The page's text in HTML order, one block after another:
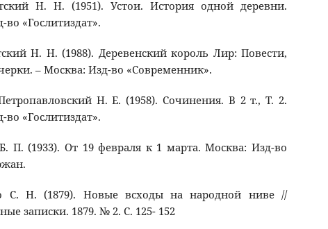
Н. Н. (1951). Устои. История одной деревни.
«Гослитиздат».
Н. Н. (1988). Деревенский король Лир: Повести,
– Москва: Изд-во «Современник».
Н. Е. (1958). Сочинения. В 2 т., Т. 2.
«Гослитиздат».
П. (1933). От 19 февраля к 1 марта. Москва: Изд-во
С. Н. (1879). Новые всходы на народной ниве //
записки. 1879. № 2. С. 125- 152